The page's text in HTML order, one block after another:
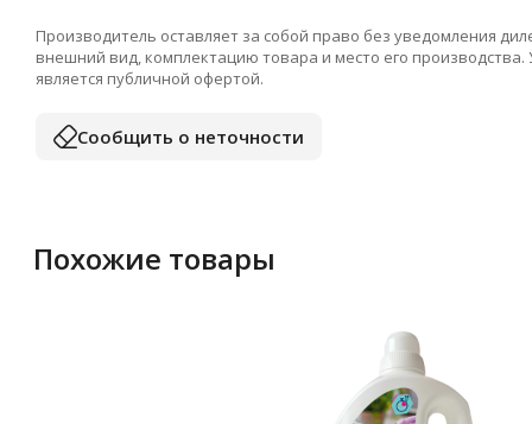
Производитель оставляет за собой право без уведомления
внешний вид, комплектацию товара и место его
является публичной офертой.
Сообщить о неточности
Похожие товары